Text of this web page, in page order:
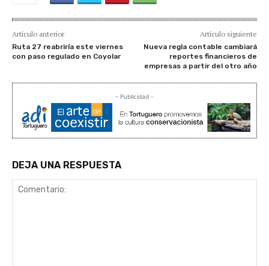
Artículo anterior
Ruta 27 reabriría este viernes
con paso regulado en Coyolar
Artículo siguiente
Nueva regla contable cambiará
reportes financieros de
empresas a partir del otro año
- Publicidad -
DEJA UNA RESPUESTA